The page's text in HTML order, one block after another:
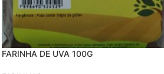
FARINHA DE UVA 100G